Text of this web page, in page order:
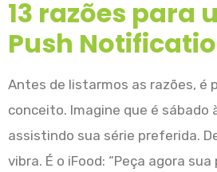
13 razões para
Push
Antes de listarmos as razões, é
conceito. Imagine que é sábado
assistindo sua série preferida.
vibra. É o iFood: “Peça agora